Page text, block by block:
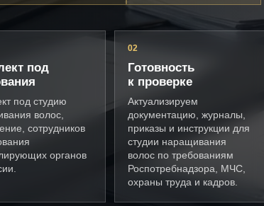
под
под студию
волос,
сотрудников
органов
02
Готовность
к проверке
Актуализируем
документацию, журналы,
приказы и инструкции для
студии наращивания
волос по требованиям
Роспотребнадзора, МЧС,
охраны труда и кадров.